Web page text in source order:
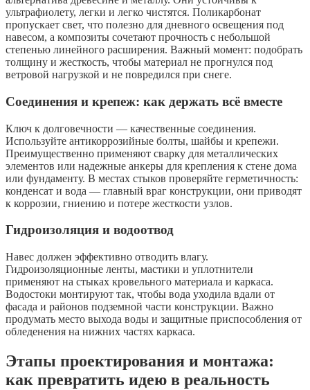
ультрафиолету, легки и легко чистятся. Поликарбонат
пропускает свет, что полезно для дневного освещения под
навесом, а композиты сочетают прочность с небольшой
степенью линейного расширения. Важный момент: подобрать
толщину и жесткость, чтобы материал не прогнулся под
ветровой нагрузкой и не повредился при снеге.
Соединения и крепеж: как держать всё вместе
Ключ к долговечности — качественные соединения.
Используйте антикоррозийные болты, шайбы и крепежи.
Преимущественно применяют сварку для металлических
элементов или надежные анкеры для крепления к стене дома
или фундаменту. В местах стыков проверяйте герметичность:
конденсат и вода — главный враг конструкции, они приводят
к коррозии, гниению и потере жесткости узлов.
Гидроизоляция и водоотвод
Навес должен эффективно отводить влагу.
Гидроизоляционные ленты, мастики и уплотнители
применяют на стыках кровельного материала и каркаса.
Водостоки монтируют так, чтобы вода уходила вдали от
фасада и районов подземной части конструкции. Важно
продумать место выхода воды и защитные приспособления от
обледенения на нижних частях каркаса.
Этапы проектирования и монтажа:
как превратить идею в реальность